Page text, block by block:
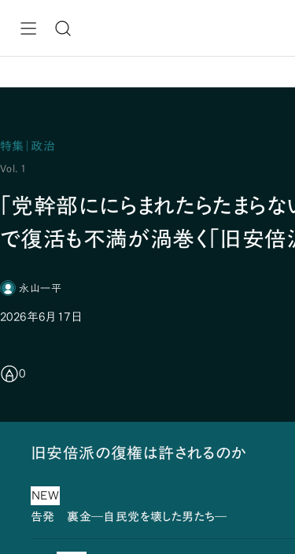
特集｜政治
Vol. 1
「党幹部ににらまれたらたまら
で復活も不満が渦巻く「旧安倍
永山一平
2026年6月17日
0
旧安倍派の復権は許されるのか
NEW
告発 裏金―自民党を壊した男たち―